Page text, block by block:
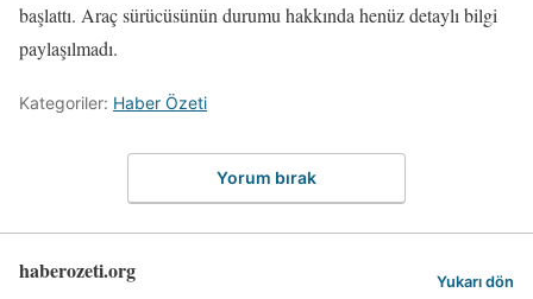
başlattı. Araç sürücüsünün durumu hakkında henüz detaylı bilgi
paylaşılmadı.
Kategoriler: Haber Özeti
Yorum bırak
haberozeti.org Yukarı dön